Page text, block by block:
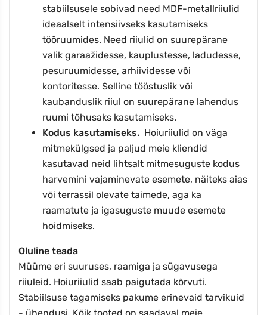
stabiilsusele sobivad need MDF-metallriiulid
ideaalselt intensiivseks kasutamiseks
tööruumides. Need riiulid on suurepärane
valik garaažidesse, kauplustesse, ladudesse,
pesuruumidesse, arhiividesse või
kontoritesse. Selline tööstuslik või
kaubanduslik riiul on suurepärane lahendus
ruumi tõhusaks kasutamiseks.
Kodus kasutamiseks. Hoiuriiulid on väga
mitmekülgsed ja paljud meie kliendid
kasutavad neid lihtsalt mitmesuguste kodus
harvemini vajaminevate esemete, näiteks aias
või terrassil olevate taimede, aga ka
raamatute ja igasuguste muude esemete
hoidmiseks.
Oluline teada
Müüme eri suuruses, raamiga ja sügavusega
riiuleid. Hoiuriiulid saab paigutada kõrvuti.
Stabiilsuse tagamiseks pakume erinevaid tarvikuid